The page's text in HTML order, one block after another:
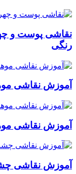
نقاشی پوست و
رنگی
آموزش نقاشی
آموزش نقاشی
آموزش نقاشی